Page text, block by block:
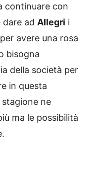
continuare con
dare ad Allegri i
avere una rosa
bisogna
della società per
in questa
ne
ma le possibilità